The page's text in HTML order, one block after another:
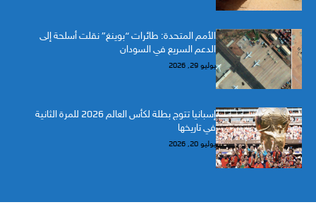
الأمم المتحدة: طائرات “بوينغ” نقلت أسلحة إلى
الدعم السريع في السودان
يوليو 29, 2026
إسبانيا تتوج بطلة لكأس العالم 2026 للمرة الثانية
في تاريخها
يوليو 20, 2026